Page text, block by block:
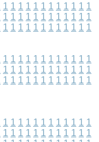
1 1 1 1 1 1 1 1 1 1 1 1
1 1 1 1 1 1 1 1 1 1 1 1
1 1 1 1 1 1 1 1 1 1 1 1
1 1 1 1 1 1 1 1 1 1 1 1
1 1 1 1 1 1 1 1 1 1 1 1
1 1 1 1 1 1 1 1 1 1 1 1
1 1 1 1 1 1 1 1 1 1 1 1
1 1 1 1 1 1 1 1 1 1 1 1